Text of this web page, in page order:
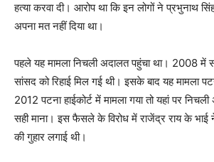
हत्या करवा दी। आरोप था कि इन लोगों ने प्रभुनाथ
अपना मत नहीं दिया था।
पहले यह मामला निचली अदालत पहुंचा था। 2008 में
सांसद को रिहाई मिल गई थी। इसके बाद यह मामला
2012 पटना हाईकोर्ट में मामला गया तो यहां पर
सही माना। इस फैसले के विरोध में राजेंद्र राय के भाई
की गुहार लगाई थी।